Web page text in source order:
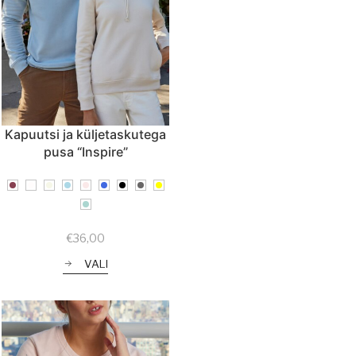
Kapuutsi ja küljetaskutega
pusa “Inspire”
€36,00
VALI